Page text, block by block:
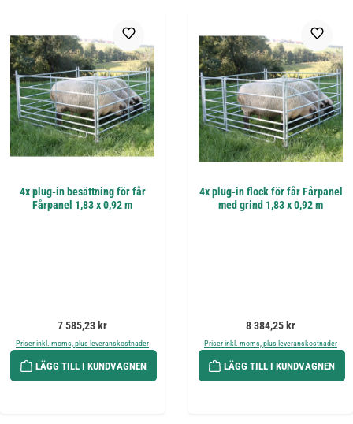
4x plug-in besättning för får
Fårpanel 1,83 x 0,92 m
Ordinarie pris:
7 585,23 kr
Priser inkl. moms, plus leveranskostnader
LÄGG TILL I KUNDVAGNEN
4x plug-in flock för får Fårpanel
med grind 1,83 x 0,92 m
Ordinarie pris:
8 384,25 kr
Priser inkl. moms, plus leveranskostnader
LÄGG TILL I KUNDVAGNEN